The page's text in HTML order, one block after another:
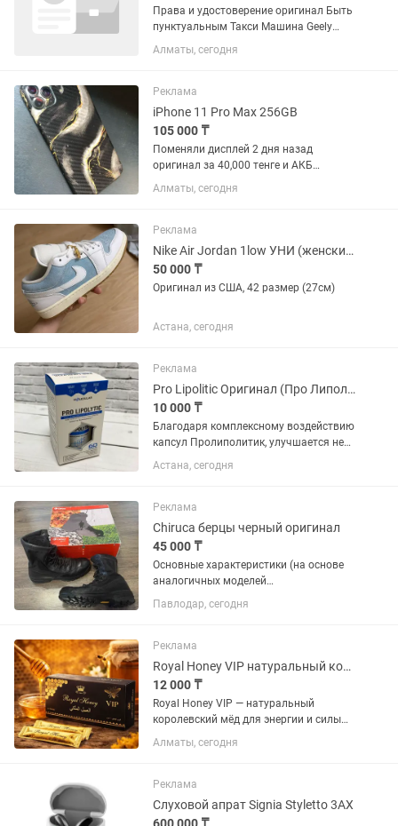
Права и удостоверение оригинал Быть
пунктуальным Такси Машина Geely
Emgrand 2025г Комфорт плюс
Алматы, сегодня
Реклама
iPhone 11 Pro Max 256GB
105 000 ₸
Поменяли дисплей 2 дня назад
оригинал за 40,000 тенге и АКБ
усиленный Бренда JSID отличное
качество 100% состояние Сверху
True Tone все работает Версия iOS 18...
Алматы, сегодня
Реклама
Nike Air Jordan 1low УНИ (женский/мужской)
50 000 ₸
Оригинал из США, 42 размер (27см)
Астана, сегодня
Реклама
Pro Lipolitic Оригинал (Про Липолитик) средство для похудения
10 000 ₸
Благодаря комплексному воздействию
капсул Пролиполитик, улучшается не
только физическое, но и
эмоционально-психическое состояние,
повышается энергетический уровень...
Астана, сегодня
Реклама
Chiruca берцы черный оригинал
45 000 ₸
Основные характеристики (на основе
аналогичных моделей
Chiruca):Материал верха: Натуральная
кожа (хром) с повышенной
моделях, таких как Azor Box, кожа
комбинируется с...
Павлодар, сегодня
Реклама
Royal Honey VIP натуральный королевский мёд для потенции и мужской силы
12 000 ₸
Royal Honey VIP — натуральный
королевский мёд для энергии и силы
Royal Honey VIP — это премиальный
натуральный мёд в удобных стиках,
выносливости и мужской силы....
Алматы, сегодня
Реклама
Слуховой апрат Signia Styletto 3AX